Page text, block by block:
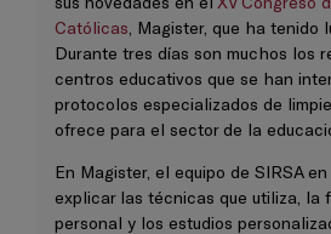
Católicas , Magister, que ha tenido
Durante tres días son muchos los
centros educativos que se han
protocolos especializados de
ofrece para el sector de la
En Magister, el equipo de SIRSA
explicar las técnicas que utiliza, la
personal y los estudios